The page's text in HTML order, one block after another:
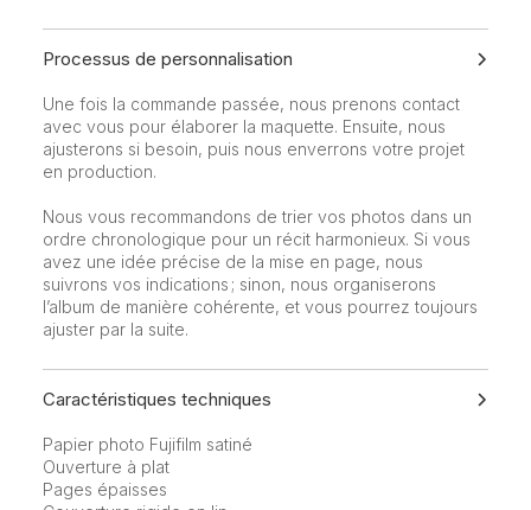
Processus de personnalisation
Une fois la commande passée, nous prenons contact
avec vous pour élaborer la maquette. Ensuite, nous
ajusterons si besoin, puis nous enverrons votre projet
en production.
Nous vous recommandons de trier vos photos dans un
ordre chronologique pour un récit harmonieux. Si vous
avez une idée précise de la mise en page, nous
suivrons vos indications ; sinon, nous organiserons
l’album de manière cohérente, et vous pourrez toujours
ajuster par la suite.
Caractéristiques techniques
Papier photo Fujifilm satiné
Ouverture à plat
Pages épaisses